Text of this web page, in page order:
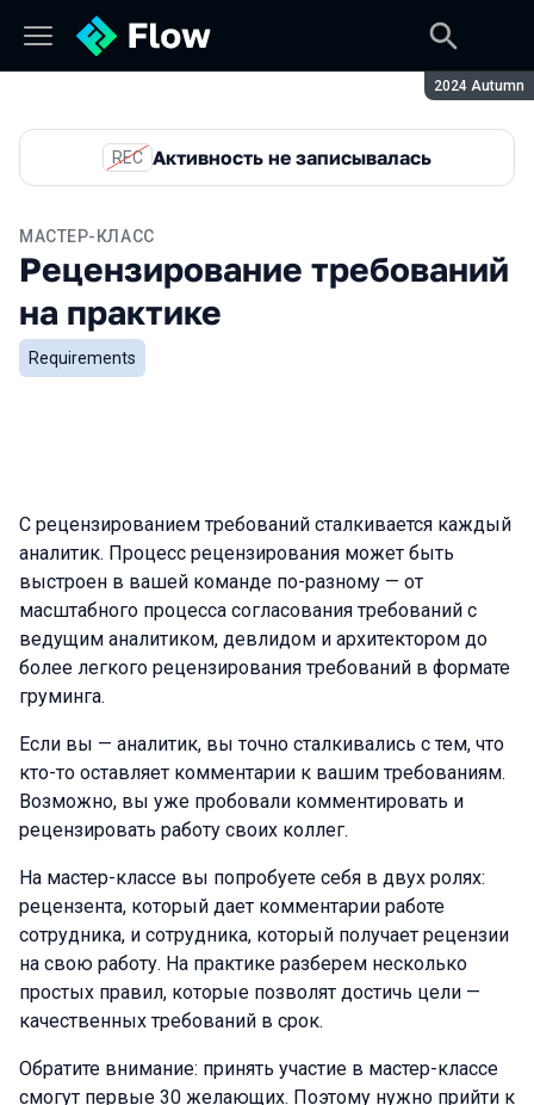
Сезон:
2024 Autumn
REC Активность не записывалась
МАСТЕР-КЛАСС
Рецензирование требований
на практике
Requirements
С рецензированием требований сталкивается каждый
аналитик. Процесс рецензирования может быть
выстроен в вашей команде по-разному — от
масштабного процесса согласования требований с
ведущим аналитиком, девлидом и архитектором до
более легкого рецензирования требований в формате
груминга.
Если вы — аналитик, вы точно сталкивались с тем, что
кто-то оставляет комментарии к вашим требованиям.
Возможно, вы уже пробовали комментировать и
рецензировать работу своих коллег.
На мастер-классе вы попробуете себя в двух ролях:
рецензента, который дает комментарии работе
сотрудника, и сотрудника, который получает рецензии
на свою работу. На практике разберем несколько
простых правил, которые позволят достичь цели —
качественных требований в срок.
Обратите внимание: принять участие в мастер-классе
смогут первые 30 желающих. Поэтому нужно прийти к